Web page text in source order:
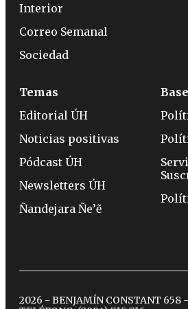
Interior
Correo Semanal
Sociedad
Temas
Editorial ÚH
Noticias positivas
Pódcast ÚH
Newsletters ÚH
Ñandejara Ñe’ẽ
2026 - BENJAMÍN CONSTANT 658